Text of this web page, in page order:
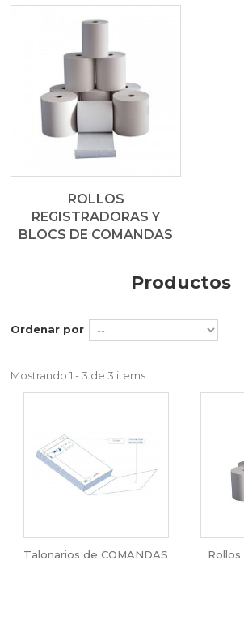
ROLLOS
REGISTRADORAS Y
BLOCS DE COMANDAS
Productos
Ordenar por
Mostrando 1 - 3 de 3 items
Talonarios de COMANDAS